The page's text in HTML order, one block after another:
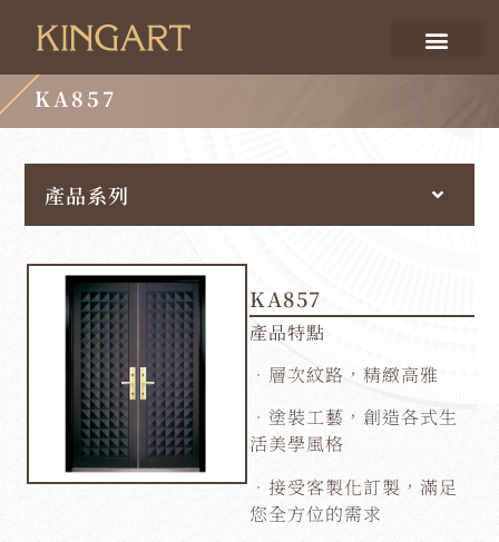
KA857
產品系列
KA857
產品特點
．層次紋路，精緻高雅
．塗裝工藝，創造各式生
活美學風格
．接受客製化訂製，滿足
您全方位的需求